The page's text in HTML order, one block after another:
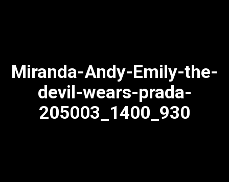
Miranda-Andy-Emily-the-
devil-wears-prada-
205003_1400_930